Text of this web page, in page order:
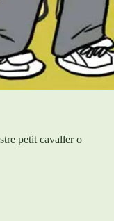
petit cavaller o